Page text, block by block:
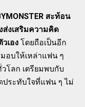
สะท้อน
ส่งเสริมความคิด
เอง โดยถือเป็นอีก
อบให้เหล่าแฟน ๆ
วโลก เตรียมพบกับ
ระทับใจที่แฟน ๆ ไม่